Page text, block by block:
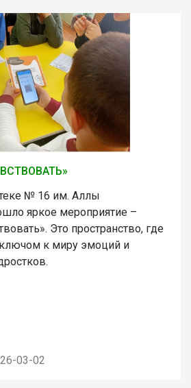
№ 16 им. Аллы
яркое мероприятие –
Это пространство, где
ключом к миру эмоций и
03-02